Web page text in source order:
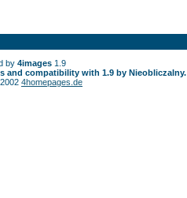
by 4images1.9
and compatibility with 1.9 by Nieobliczalny.
4homepages.de